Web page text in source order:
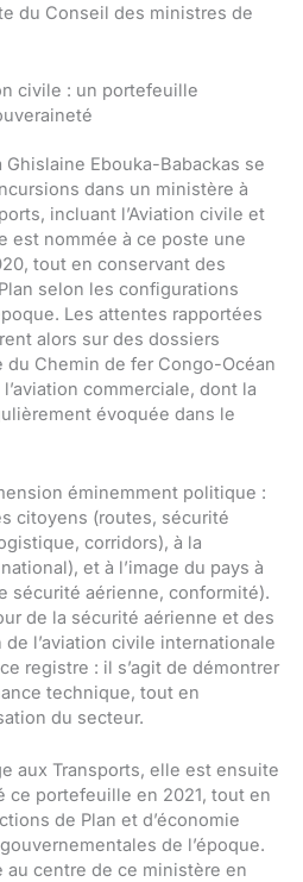
du Conseil des ministres de
civile : un portefeuille
Ghislaine Ebouka-Babackas se
dans un ministère à
incluant l’Aviation civile et
est nommée à ce poste une
tout en conservant des
selon les configurations
Les attentes rapportées
alors sur des dossiers
du Chemin de fer Congo-Océan
commerciale, dont la
évoquée dans le
éminemment politique :
citoyens (routes, sécurité
corridors), à la
et à l’image du pays à
sécurité aérienne, conformité).
de la sécurité aérienne et des
de l’aviation civile internationale
registre : il s’agit de démontrer
technique, tout en
du secteur.
aux Transports, elle est ensuite
ce portefeuille en 2021, tout en
de Plan et d’économie
de l’époque.
au centre de ce ministère en